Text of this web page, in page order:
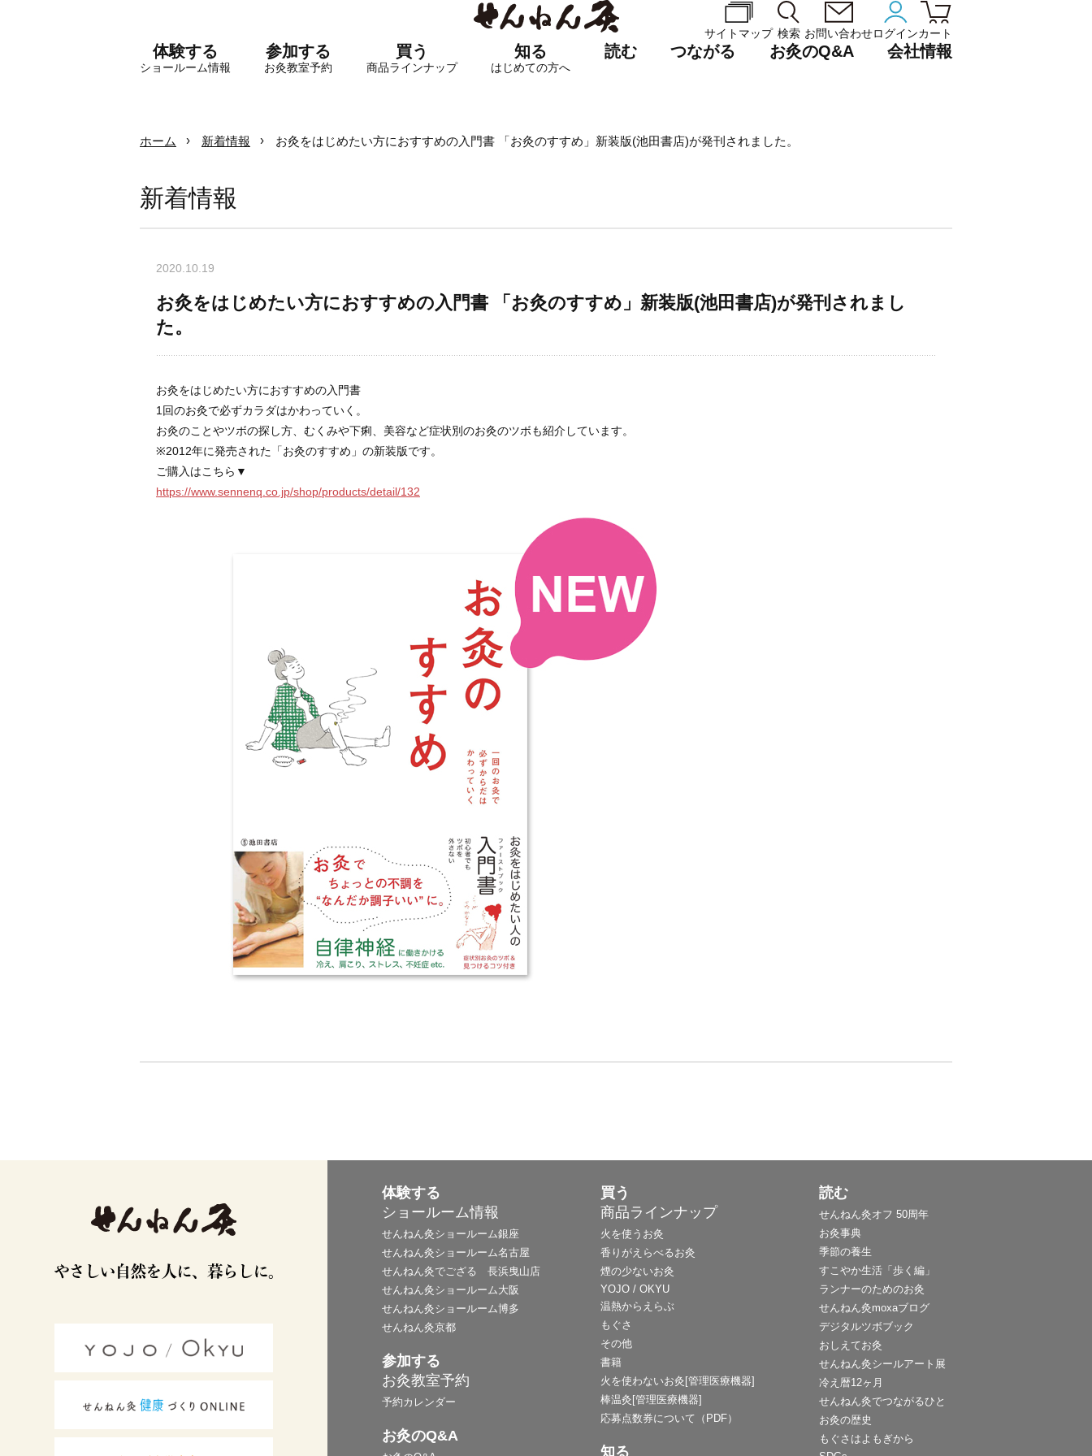
サイトマップ 検索 お問い合わせログインカート
体験する
ショールーム情報
参加する
お灸教室予約
買う
商品ラインナップ
知る
はじめての方へ
読む つながる お灸のQ&A 会社情報
ホーム 新着情報 お灸をはじめたい方におすすめの入門書 「お灸のすすめ」新装版(池田書店)が発刊されました。
新着情報
2020.10.19
お灸をはじめたい方におすすめの入門書 「お灸のすすめ」新装版(池田書店)が発刊されまし
た。
お灸をはじめたい方におすすめの入門書
1回のお灸で必ずカラダはかわっていく。
お灸のことやツボの探し方、むくみや下痢、美容など症状別のお灸のツボも紹介しています。
※2012年に発売された「お灸のすすめ」の新装版です。
ご購入はこちら▼
https://www.sennenq.co.jp/shop/products/detail/132
体験する
ショールーム情報
せんねん灸ショールーム銀座
せんねん灸ショールーム名古屋
せんねん灸でござる 長浜曳山店
せんねん灸ショールーム大阪
せんねん灸ショールーム博多
せんねん灸京都
参加する
お灸教室予約
予約カレンダー
お灸のQ&A
買う
商品ラインナップ
火を使うお灸
香りがえらべるお灸
煙の少ないお灸
YOJO / OKYU
温熱からえらぶ
もぐさ
その他
書籍
火を使わないお灸[管理医療機器]
棒温灸[管理医療機器]
応募点数券について（PDF）
知る
読む
せんねん灸オフ 50周年
お灸事典
季節の養生
すこやか生活「歩く編」
ランナーのためのお灸
せんねん灸moxaブログ
デジタルツボブック
おしえてお灸
せんねん灸シールアート展
冷え暦12ヶ月
せんねん灸でつながるひと
お灸の歴史
もぐさはよもぎから